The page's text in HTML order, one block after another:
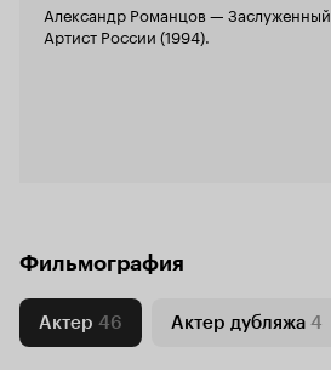
Александр Романцов — Заслуженный
Артист России (1994).
Фильмография
Актер 46 Актер дубляжа 4